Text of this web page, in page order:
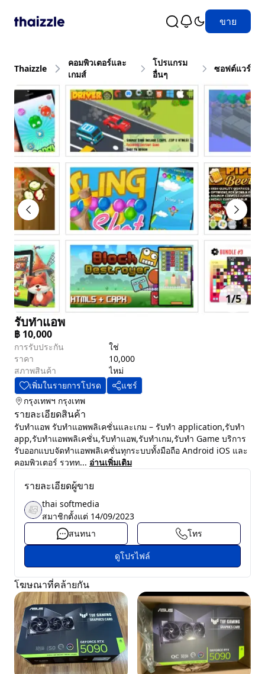
ขาย
Thaizzle
คอมพิวเตอร์และ
เกมส์
โปรแกรม
อื่นๆ
ซอฟต์แวร์
1/5
รับทำแอพ
฿ 10,000
การรับประกัน
ใช่
ราคา
10,000
สภาพสินค้า
ไหม่
เพิ่มในรายการโปรด
แชร์
กรุงเทพฯ กรุงเทพ
รายละเอียดสินค้า
รับทำแอพ รับทำแอพพลิเคชั่นและเกม – รับทํา application,รับทํา
app,รับทําแอพพลิเคชั่น,รับทําแอพ,รับทำเกม,รับทำ Game บริการ
รับออกแบบจัดทำแอพพลิเคชั่นทุกระบบทั้งมือถือ Android iOS และ
คอมพิวเตอร์ รวทท... อ่านเพิ่มเติม
รายละเอียดผู้ขาย
thai softmedia
สมาชิกตั้งแต่ 14/09/2023
สนทนา
โทร
ดูโปรไฟล์
โฆษณาที่คล้ายกัน